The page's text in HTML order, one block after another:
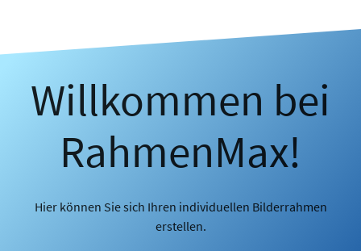
Willkommen bei
RahmenMax!
Hier können Sie sich Ihren individuellen Bilderrahmen
erstellen.